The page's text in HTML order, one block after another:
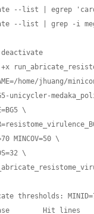
--list | egrep
--list | grep -i
deactivate
+x
home/jhuang/
unicycler-
\
MINCOV=50 \
\
thresholds:
Hit_lines